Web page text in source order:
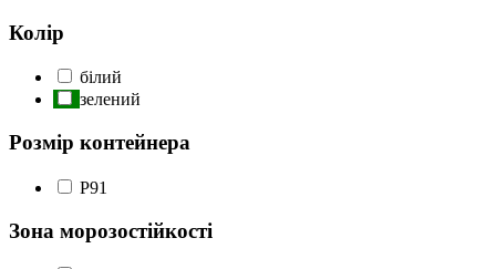
Колір
білий
зелений
Розмір контейнера
P91
Зона морозостійкості